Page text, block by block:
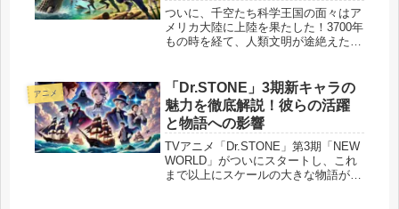
活液の鍵・コーンをめぐる戦
い
ついに、千空たち科学王国の面々はア
メリカ大陸に上陸を果たした！3700年
もの時を経て、人類文明が途絶えたこ
待ち受けていたのは、荒れ果てた自然
だけではなかった。 千空たちを待...
アニメ
「Dr.STONE」3期新キャラの
魅力を徹底解説！彼らの活躍
と物語への影響
TVアニメ「Dr.STONE」第3期「NEW
WORLD」がついにスタートし、これ
まで以上にスケールの大きな物語が展